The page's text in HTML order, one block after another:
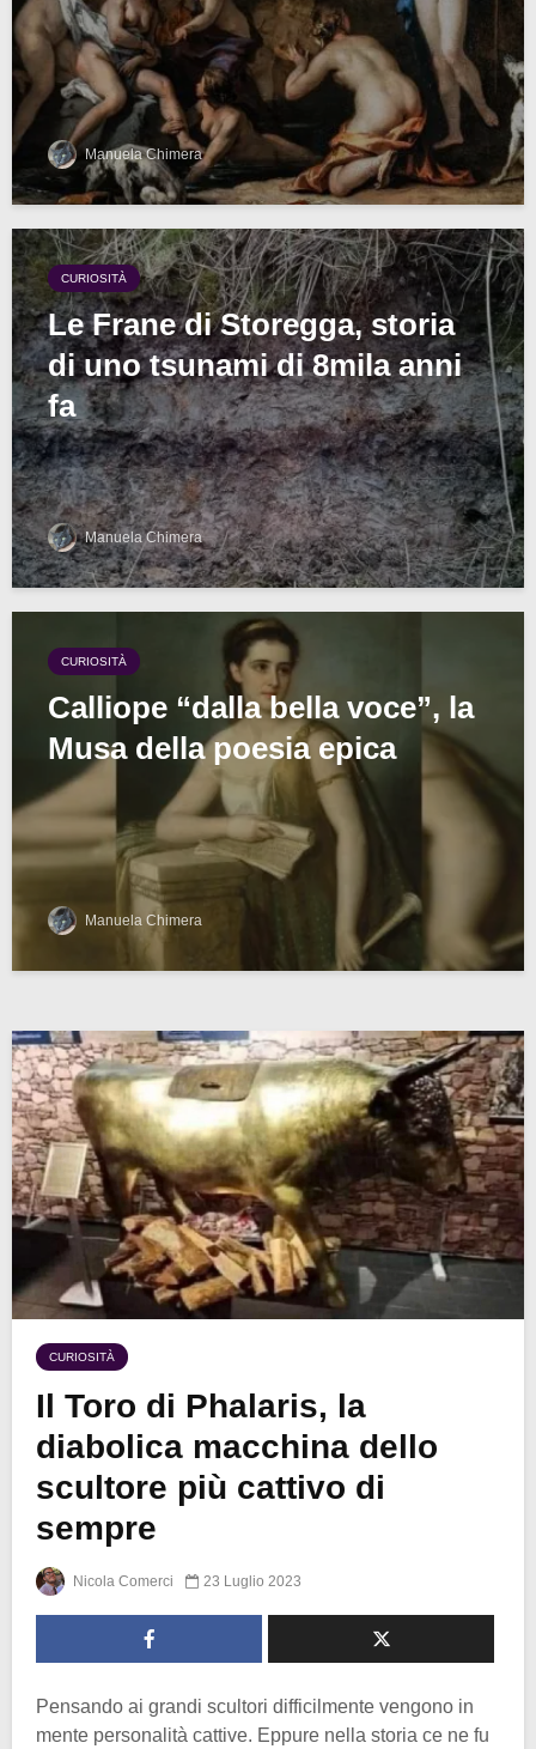
Manuela Chimera
CURIOSITÀ
Le Frane di Storegga, storia
di uno tsunami di 8mila anni
fa
Manuela Chimera
CURIOSITÀ
Calliope “dalla bella voce”, la
Musa della poesia epica
Manuela Chimera
CURIOSITÀ
Il Toro di Phalaris, la
diabolica macchina dello
scultore più cattivo di
sempre
Nicola Comerci 23 Luglio 2023
Pensando ai grandi scultori difficilmente vengono in
mente personalità cattive. Eppure nella storia ce ne fu